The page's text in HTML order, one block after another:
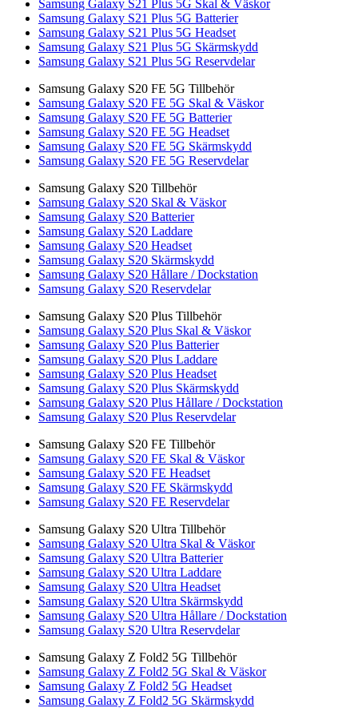
Samsung Galaxy S21 Plus 5G Skal & Väskor
Samsung Galaxy S21 Plus 5G Batterier
Samsung Galaxy S21 Plus 5G Headset
Samsung Galaxy S21 Plus 5G Skärmskydd
Samsung Galaxy S21 Plus 5G Reservdelar
Samsung Galaxy S20 FE 5G Tillbehör
Samsung Galaxy S20 FE 5G Skal & Väskor
Samsung Galaxy S20 FE 5G Batterier
Samsung Galaxy S20 FE 5G Headset
Samsung Galaxy S20 FE 5G Skärmskydd
Samsung Galaxy S20 FE 5G Reservdelar
Samsung Galaxy S20 Tillbehör
Samsung Galaxy S20 Skal & Väskor
Samsung Galaxy S20 Batterier
Samsung Galaxy S20 Laddare
Samsung Galaxy S20 Headset
Samsung Galaxy S20 Skärmskydd
Samsung Galaxy S20 Hållare / Dockstation
Samsung Galaxy S20 Reservdelar
Samsung Galaxy S20 Plus Tillbehör
Samsung Galaxy S20 Plus Skal & Väskor
Samsung Galaxy S20 Plus Batterier
Samsung Galaxy S20 Plus Laddare
Samsung Galaxy S20 Plus Headset
Samsung Galaxy S20 Plus Skärmskydd
Samsung Galaxy S20 Plus Hållare / Dockstation
Samsung Galaxy S20 Plus Reservdelar
Samsung Galaxy S20 FE Tillbehör
Samsung Galaxy S20 FE Skal & Väskor
Samsung Galaxy S20 FE Headset
Samsung Galaxy S20 FE Skärmskydd
Samsung Galaxy S20 FE Reservdelar
Samsung Galaxy S20 Ultra Tillbehör
Samsung Galaxy S20 Ultra Skal & Väskor
Samsung Galaxy S20 Ultra Batterier
Samsung Galaxy S20 Ultra Laddare
Samsung Galaxy S20 Ultra Headset
Samsung Galaxy S20 Ultra Skärmskydd
Samsung Galaxy S20 Ultra Hållare / Dockstation
Samsung Galaxy S20 Ultra Reservdelar
Samsung Galaxy Z Fold2 5G Tillbehör
Samsung Galaxy Z Fold2 5G Skal & Väskor
Samsung Galaxy Z Fold2 5G Headset
Samsung Galaxy Z Fold2 5G Skärmskydd